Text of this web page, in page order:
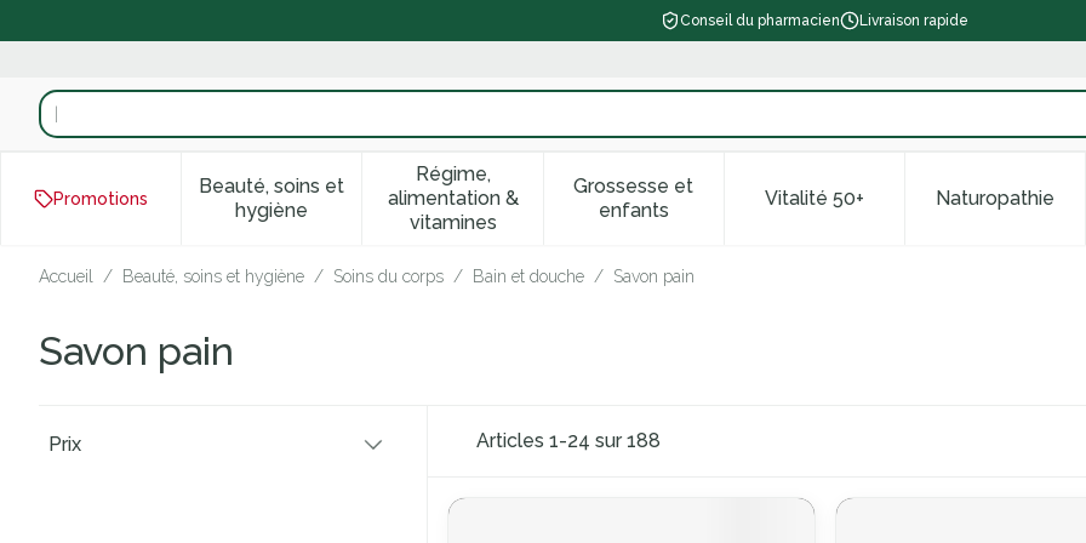
Conseil du pharmacien Livraison rapide
Rechercher
Promotions
Beauté, soins et
hygièneAfficher le sous-menu pour la catégorie Beauté, soins et hygiène
Régime,
alimentation &
vitamines
Afficher le sous-menu pour la catégorie Régime, alimentation &
Grossesse et
enfantsAfficher le sous-menu pour la catégorie
Vitalité 50+Afficher le sous-menu pour la
Naturopathie
Afficher
Accueil / Beauté, soins et hygiène / Soins du corps / Bain et douche / Savon pain
Savon pain
Prix
Articles 1-24 sur188